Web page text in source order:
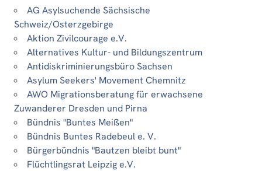
AG Asylsuchende Sächsische
Schweiz/Osterzgebirge
Aktion Zivilcourage e.V.
Alternatives Kultur- und Bildungszentrum
Antidiskriminierungsbüro Sachsen
Asylum Seekers' Movement Chemnitz
AWO Migrationsberatung für erwachsene
Zuwanderer Dresden und Pirna
Bündnis "Buntes Meißen"
Bündnis Buntes Radebeul e. V.
Bürgerbündnis "Bautzen bleibt bunt"
Flüchtlingsrat Leipzig e.V.